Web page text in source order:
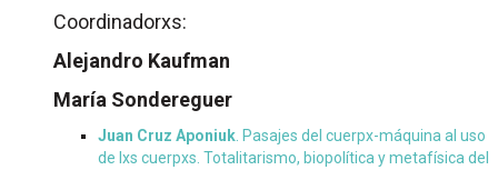
Coordinadorxs:
Alejandro Kaufman
María Sondereguer
Juan Cruz Aponiuk. Pasajes del cuerpx-máquina al uso
de lxs cuerpxs. Totalitarismo, biopolítica y metafísica del